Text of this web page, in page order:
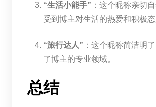
“生活小能手” ：这个昵称亲切
受到博主对生活的热爱和积极态
“旅行达人” ：这个昵称简洁明
了博主的专业领域。
总结